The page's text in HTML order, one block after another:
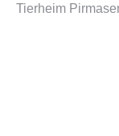
Tierheim